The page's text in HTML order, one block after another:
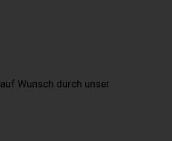
Wunsch durch unser